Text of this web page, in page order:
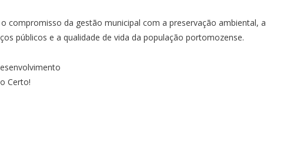
compromisso da gestão municipal com a preservação ambiental, a
públicos e a qualidade de vida da população portomozense.
Certo!